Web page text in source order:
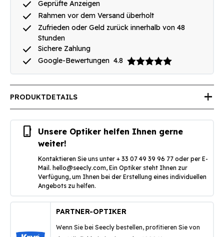
done Geprüfte Anzeigen
done Rahmen vor dem Versand überholt
done
Zufrieden oder Geld zurück innerhalb von 48
Stunden
done Sichere Zahlung
done Google-Bewertungen 4.8
PRODUKTDETAILS add
phone_iphone
Unsere Optiker helfen Ihnen gerne
weiter!
Kontaktieren Sie uns unter + 33 07 49 39 96 77 oder per E-
Mail. hello@seecly.com, Ein Optiker steht Ihnen zur
Verfügung, um Ihnen bei der Erstellung eines individuellen
Angebots zu helfen.
PARTNER-OPTIKER
Wenn Sie bei Seecly bestellen, profitieren Sie von